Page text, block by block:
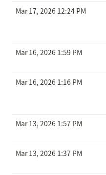
Mar 17, 2026 12:24 PM
Mar 16, 2026 1:59 PM
Mar 16, 2026 1:16 PM
Mar 13, 2026 1:57 PM
Mar 13, 2026 1:37 PM